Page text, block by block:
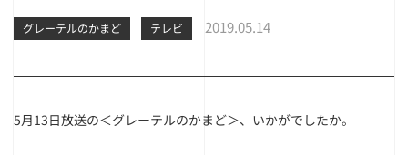
グレーテルのかまど テレビ 2019.05.14
5月13日放送の＜グレーテルのかまど＞、いかがでしたか。